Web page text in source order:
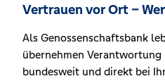
Vertrauen vor Ort –
Als Genossenschaftsbank
übernehmen
bundesweit und direkt bei